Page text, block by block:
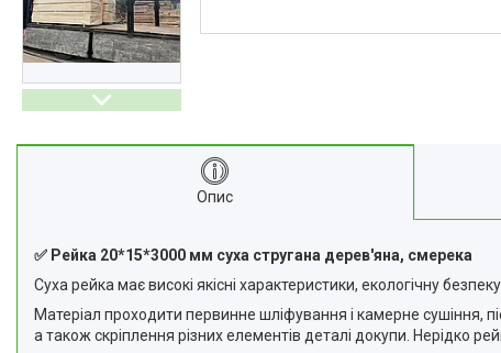
Футляри і органайзери для
ювелірних виробів
Ліхтарі
Товари для дому
Доставка та оплата
Повернення та Обмін
Опис
✅ Рейка 20*15*3000 мм суха стругана дерев'яна, смерека
Суха рейка має високі якісні характеристики, екологічну
Матеріал проходити первинне шліфування і камерне сушіння,
а також скріплення різних елементів деталі докупи. Нерідко